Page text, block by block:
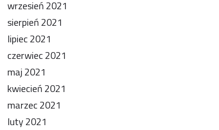
wrzesień 2021
sierpień 2021
lipiec 2021
czerwiec 2021
maj 2021
kwiecień 2021
marzec 2021
luty 2021